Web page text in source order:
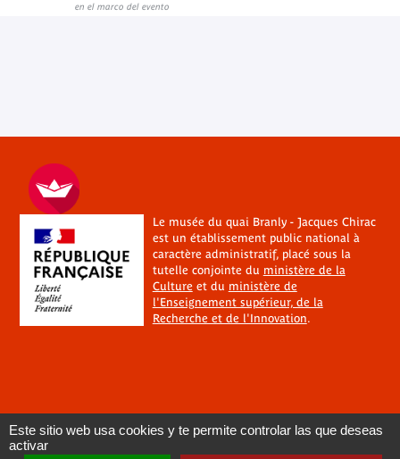
en el marco del evento
Le musée du quai Branly - Jacques Chirac
est un établissement public national à
caractère administratif, placé sous la
tutelle conjointe du ministère de la
Cultureet du ministère de
l'Enseignement supérieur, de la
Recherche et de l'Innovation.
Este sitio web usa cookies y te permite controlar las que deseas
activar